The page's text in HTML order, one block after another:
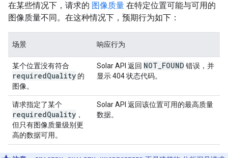
在某些情况下，请求的 图像质量 在特定位置可能与可用的
图像质量不同。在这种情况下，预期行为如下：
场景 响应行为
某个位置没有符合
requiredQuality 的
图像。
Solar API 返回 NOT FOUND 错误，并
显示 404 状态代码。
请求指定了某个
requiredQuality ，
但只有图像质量级别更
高的数据可用。
Solar API 返回该位置可用的最高质量
数据。